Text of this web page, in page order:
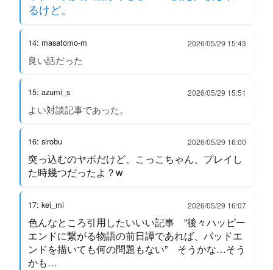
るけど。
14: masatomo-m 2026/05/29 15:43
良い話だった
15: azumi_s 2026/05/29 15:51
よい対談記事であった。
16: sirobu 2026/05/29 16:00
突っ込むのヤボだけど、こっこちゃん、プレイし
た時幾つだったよ？w
17: kei_mi 2026/05/29 16:07
色んなところ引用したいいい記事 ”後々ハッピー
エンドに繋がる物語の前日譚であれば、バッドエ
ンドを描いても何の問題もない” そうかな…そう
かも…